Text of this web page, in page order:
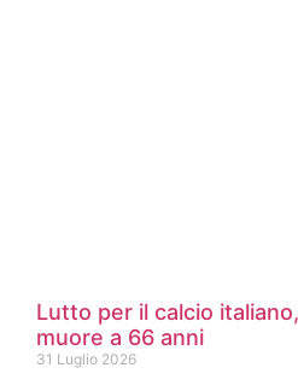
Lutto per il calcio
muore a 66 anni
31 Luglio 2026